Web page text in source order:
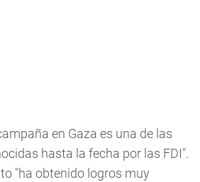
en Gaza es una de las
hasta la fecha por las FDI".
"ha obtenido logros muy